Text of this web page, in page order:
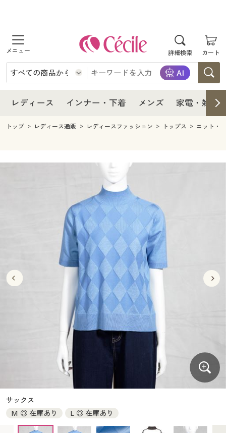
詳細検索 カート
商品を探す
レディース
レディースファッション
インナー・下着
インナー・下着通販すべて
ジュニア・ティーンズ下着
メンズ
キッチン・雑貨・日用品
寝具・インテリア・家具通販すべて
カーテン・ラグ・ファブリック
美容・健康通販すべて
美容・健康・サプリメント
制服・スクール
制服・スクールすべて
ジュニア・ティーンズ下着
大きいサイズ
大きいサイズ通販すべて
大きいサイズ レディース服
大きいサイズ レディース下着
大きいサイズ メンズ
大きいサイズ 事務・制服
シークレットセール
商品カテゴリ一覧
カタログ・チラシからのご注文
デジタルカタログ
レディース インナー・下着 メンズ 家電・雑貨
レディース
レディース通販すべて
レディースファッション
インナー・下着
インナー・下着通販すべて
メンズ
キッチン・雑貨・日用品
寝具・インテリア・家具通販すべて
カーテン・ラグ・ファブリック
美容・健康通販すべて
美容・健康・サプリメント
制服・スクールすべて
ジュニア・ティーンズ下着
大きいサイズ通販すべて
大きいサイズ レディース服
大きいサイズ レディース下着
大きいサイズ メンズ
大きいサイズ 事務・制服
バーゲンセール
シークレットセール
詳細検索
商品カテゴリ一覧
カタログ・チラシからのご注文
カタログ無料プレゼント
トップ レディース通販 レディースファッション トップス ニット・
サックス
M ◎ 在庫あり
L ◎ 在庫あり